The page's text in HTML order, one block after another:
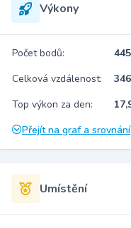
Výkony
Počet bodů:
Celková vzdálenost:
Top výkon za den:
Přejít na graf a srovnání
Umístění